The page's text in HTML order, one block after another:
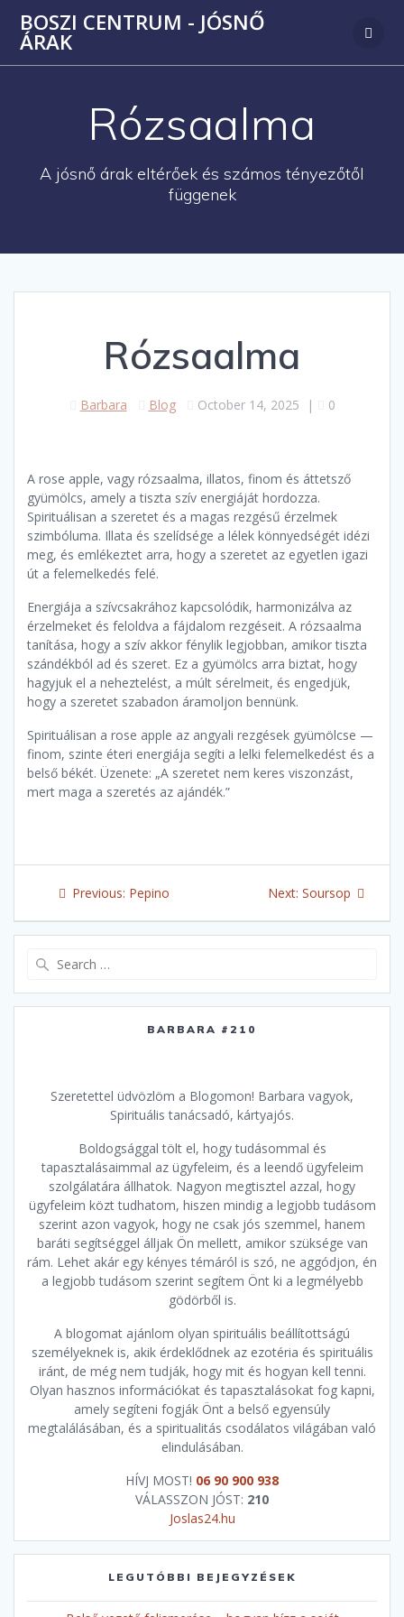
Skip
to
BOSZI CENTRUM - JÓSNŐ
ÁRAK
Rózsaalma
A jósnő árak eltérőek és számos tényezőtől
függenek
Rózsaalma
Barbara Blog October 14, 2025 | 0
A rose apple, vagy rózsaalma, illatos, finom és áttetsző
gyümölcs, amely a tiszta szív energiáját hordozza.
Spirituálisan a szeretet és a magas rezgésű érzelmek
szimbóluma. Illata és szelídsége a lélek könnyedségét idézi
meg, és emlékeztet arra, hogy a szeretet az egyetlen igazi
út a felemelkedés felé.
Energiája a szívcsakrához kapcsolódik, harmonizálva az
érzelmeket és feloldva a fájdalom rezgéseit. A rózsaalma
tanítása, hogy a szív akkor fénylik legjobban, amikor tiszta
szándékból ad és szeret. Ez a gyümölcs arra biztat, hogy
hagyjuk el a neheztelést, a múlt sérelmeit, és engedjük,
hogy a szeretet szabadon áramoljon bennünk.
Spirituálisan a rose apple az angyali rezgések gyümölcse —
finom, szinte éteri energiája segíti a lelki felemelkedést és a
belső békét. Üzenete: „A szeretet nem keres viszonzást,
mert maga a szeretés az ajándék.”
Post
navigation
Previous: Previous
Pepino Next: Next
Soursop
BARBARA #210
Szeretettel üdvözlöm a Blogomon! Barbara vagyok,
Spirituális tanácsadó, kártyajós.
Boldogsággal tölt el, hogy tudásommal és
tapasztalásaimmal az ügyfeleim, és a leendő ügyfeleim
szolgálatára állhatok. Nagyon megtisztel azzal, hogy
ügyfeleim közt tudhatom, hiszen mindig a legjobb tudásom
szerint azon vagyok, hogy ne csak jós szemmel, hanem
baráti segítséggel álljak Ön mellett, amikor szüksége van
rám. Lehet akár egy kényes témáról is szó, ne aggódjon, én
a legjobb tudásom szerint segítem Önt ki a legmélyebb
gödörből is.
A blogomat ajánlom olyan spirituális beállítottságú
személyeknek is, akik érdeklődnek az ezotéria és spirituális
iránt, de még nem tudják, hogy mit és hogyan kell tenni.
Olyan hasznos információkat és tapasztalásokat fog kapni,
amely segíteni fogják Önt a belső egyensúly
megtalálásában, és a spiritualitás csodálatos világában való
elindulásában.
HÍVJ MOST! 06 90 900 938
VÁLASSZON JÓST: 210
Joslas24.hu
LEGUTÓBBI BEJEGYZÉSEK